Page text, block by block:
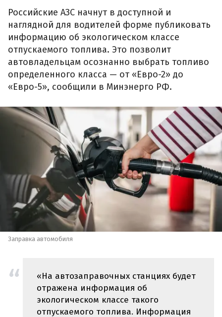
Российские АЗС начнут в доступной и
наглядной для водителей форме публиковать
информацию об экологическом классе
отпускаемого топлива. Это позволит
автовладельцам осознанно выбрать топливо
определенного класса — от «Евро-2» до
«Евро-5», сообщили в Минэнерго РФ.
Заправка автомобиля
«На автозаправочных станциях будет
отражена информация об
экологическом классе такого
отпускаемого топлива. Информация